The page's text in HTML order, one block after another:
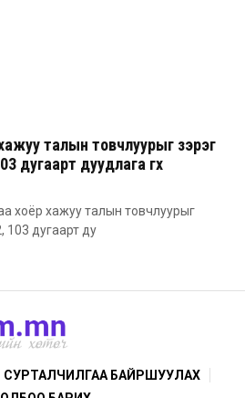
талын товчлуурыг зэрэг
дугаарт дуудлага өгөх
хоёр хажуу талын товчлуурыг
103 дугаарт ду
СУРТАЛЧИЛГАА БАЙРШУУЛАХ